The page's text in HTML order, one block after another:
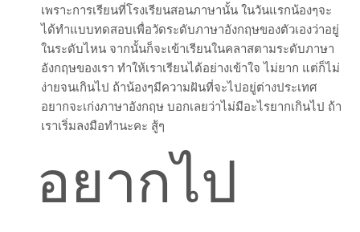
เพราะการเรียนที่โรงเรียนสอนภาษานั้น ในวันแรกน้องๆจะ
ได้ทำแบบทดสอบเพื่อวัดระดับภาษาอังกฤษของตัวเองว่าอยู่
ในระดับไหน จากนั้นก็จะเข้าเรียนในคลาสตามระดับภาษา
อังกฤษของเรา ทำให้เราเรียนได้อย่างเข้าใจ ไม่ยาก แต่ก็ไม่
ง่ายจนเกินไป ถ้าน้องๆมีความฝันที่จะไปอยู่ต่างประเทศ
อยากจะเก่งภาษาอังกฤษ บอกเลยว่าไม่มีอะไรยากเกินไป ถ้า
เราเริ่มลงมือทำนะคะ สู้ๆ
อยากไป